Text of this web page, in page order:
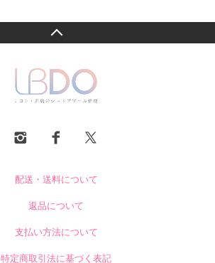
配送・送料について
返品について
支払い方法について
特定商取引法に基づく表記